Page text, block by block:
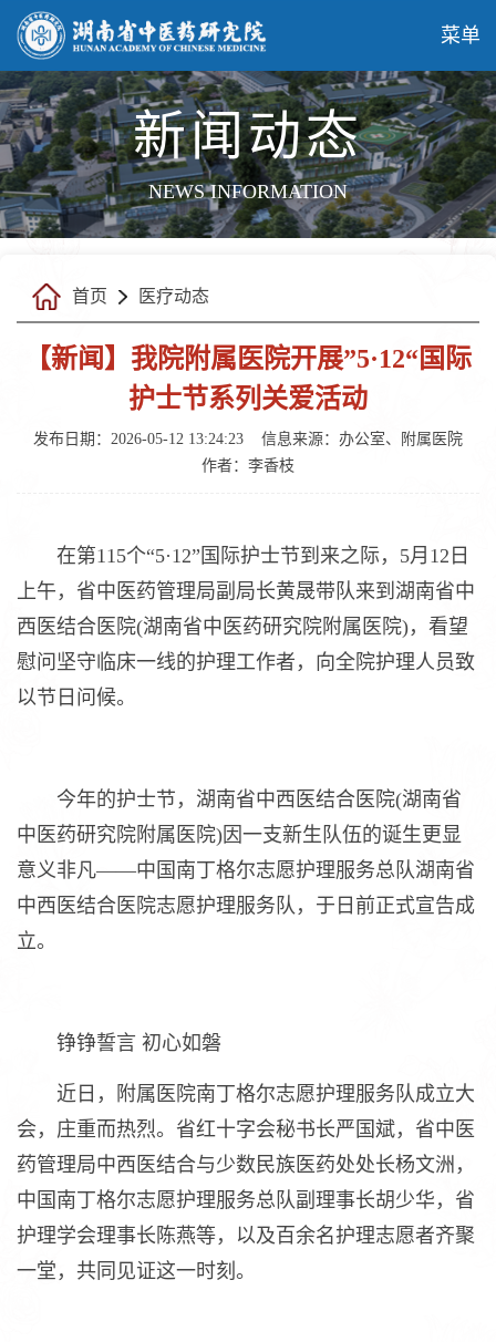
菜单
新闻动态
NEWS INFORMATION
首页 医疗动态
【新闻】我院附属医院开展”5·12“国际
护士节系列关爱活动
发布日期：2026-05-12 13:24:23
信息来源：办公室、附属医院
作者：李香枝
在第115个“5·12”国际护士节到来之际，5月12日
上午，省中医药管理局副局长黄晟带队来到湖南省中
西医结合医院(湖南省中医药研究院附属医院)，看望
慰问坚守临床一线的护理工作者，向全院护理人员致
以节日问候。
今年的护士节，湖南省中西医结合医院(湖南省
中医药研究院附属医院)因一支新生队伍的诞生更显
意义非凡——中国南丁格尔志愿护理服务总队湖南省
中西医结合医院志愿护理服务队，于日前正式宣告成
立。
铮铮誓言 初心如磐
近日，附属医院南丁格尔志愿护理服务队成立大
会，庄重而热烈。省红十字会秘书长严国斌，省中医
药管理局中西医结合与少数民族医药处处长杨文洲，
中国南丁格尔志愿护理服务总队副理事长胡少华，省
护理学会理事长陈燕等，以及百余名护理志愿者齐聚
一堂，共同见证这一时刻。